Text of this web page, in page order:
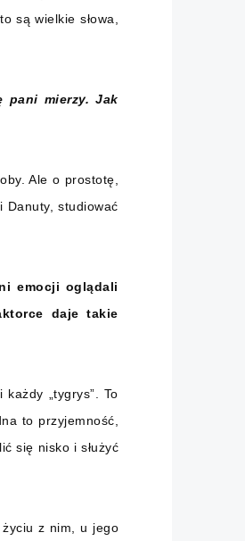
są wielkie słowa,
pani mierzy. Jak
Ale o prostotę,
Danuty, studiować
emocji oglądali
daje takie
„tygrys”. To
to przyjemność,
się nisko i służyć
życiu z nim, u jego